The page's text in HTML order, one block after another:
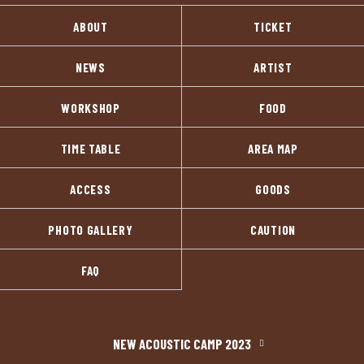
ABOUT TICKET
NEWS ARTIST
WORKSHOP FOOD
TIME TABLE AREA MAP
ACCESS GOODS
PHOTO GALLERY CAUTION
FAQ
NEW ACOUSTIC CAMP 2023